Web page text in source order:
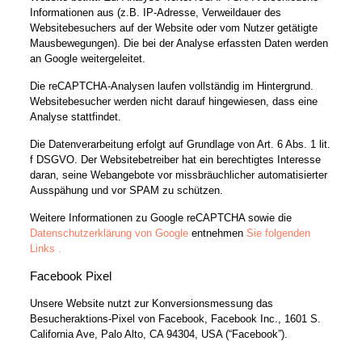
Informationen aus (z.B. IP-Adresse, Verweildauer des
Websitebesuchers auf der Website oder vom Nutzer getätigte
Mausbewegungen). Die bei der Analyse erfassten Daten werden
an Google weitergeleitet.
Die reCAPTCHA-Analysen laufen vollständig im Hintergrund.
Websitebesucher werden nicht darauf hingewiesen, dass eine
Analyse stattfindet.
Die Datenverarbeitung erfolgt auf Grundlage von Art. 6 Abs. 1 lit.
f DSGVO. Der Websitebetreiber hat ein berechtigtes Interesse
daran, seine Webangebote vor missbräuchlicher automatisierter
Ausspähung und vor SPAM zu schützen.
Weitere Informationen zu Google reCAPTCHA sowie die
Datenschutzerklärung von Googleentnehmen Sie folgenden
Links .
Facebook Pixel
Unsere Website nutzt zur Konversionsmessung das
Besucheraktions-Pixel von Facebook, Facebook Inc., 1601 S.
California Ave, Palo Alto, CA 94304, USA (“Facebook”).